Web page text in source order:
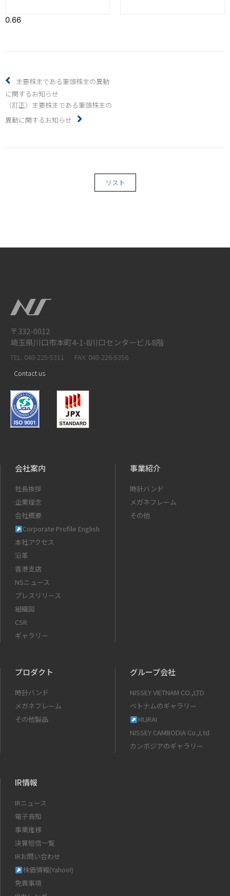
主要株主である筆頭株主の異動
に関するお知らせ
（訂正）主要株主である筆頭株主の
異動に関するお知らせ
リスト
〒332-0012
埼玉県川口市本町4-1-8川口センタ－ビル8階
TEL: 048-225-5311
FAX: 048-226-5356
Contact us
会社案内
社長挨拶
企業理念
会社概要
Corporate Profile English
本社アクセス
沿革
香港支店
NSニュース
プレスリリース
組織図
CSR
ギャラリー
事業紹介
時計バンド
メガネフレーム
その他
プロダクト
時計バンド
メガネフレーム
その他製品
グループ会社
NISSEY VIETNAM CO.,LTD
ベトナムのギャラリー
MURAI
NISSEY CAMBODIA Co.,Ltd
カンボジアのギャラリー
IR情報
IRニュース
電子告知
事業推移
決算短信一覧
IRお問い合わせ
株価情報(Yahoo!)
免責事項